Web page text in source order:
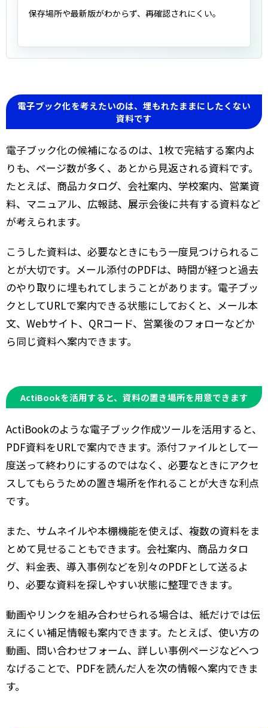
保存場所や最新版がわからず、再確認されにくい。
電子ブック化を考えたいのは、埋もれたままにしたくない
資料です
電子ブック化の候補になるのは、1枚で完結する案内よ
りも、ページ数が多く、あとから見返される資料です。
たとえば、商品カタログ、会社案内、学校案内、営業資
料、マニュアル、広報誌、展示会後に共有する資料など
が考えられます。
こうした資料は、必要なときにもう一度見つけられるこ
とが大切です。メール添付のPDFは、時間が経つと過去
のやり取りに埋もれてしまうことがあります。電子ブッ
クとしてURLで案内できる状態にしておくと、メール本
文、Webサイト、QRコード、営業後のフォローなどか
ら同じ資料へ案内できます。
ActiBookを活用すると、資料の置き場所を用意できます
ActiBookのような電子ブック作成ツールを活用すると、
PDF資料をURLで案内できます。添付ファイルとして一
度送って終わりにするのではなく、必要なときにアクセ
スしてもらうための置き場所を作れることが大きな利点
です。
また、サムネイルや本棚機能を使えば、複数の資料をま
とめて見せることもできます。会社案内、商品カタロ
グ、料金表、導入事例などを別々のPDFとして送るよ
り、必要な資料を探しやすい状態に整理できます。
動画やリンクを組み合わせられる場合は、紙だけでは伝
えにくい補足情報も案内できます。たとえば、使い方の
動画、問い合わせフォーム、詳しい事例ページなどへつ
なげることで、PDFを読んだ人を次の情報へ案内できま
す。